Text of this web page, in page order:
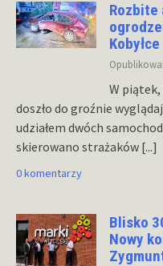
Rozbite
Kobyłce
W piątek,
doszło do groźnie
udziałem dwóch
skierowano strażaków [...]
0 komentarzy
Blisko
Nowy